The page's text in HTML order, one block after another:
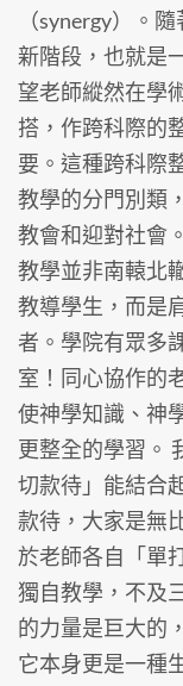
（synergy）。
新階段，也就是
望老師縱然在學
搭，作跨科際的
要。這種跨科際
教學的分門別類
教會和迎對社會
教學並非南轅北
教導學生，而是
者。學院有眾多
室！同心協作的
使神學知識、神
更整全的學習。
切款待」能結合
款待，大家是無
於老師各自「單
獨自教學，不及
的力量是巨大的
它本身更是一種